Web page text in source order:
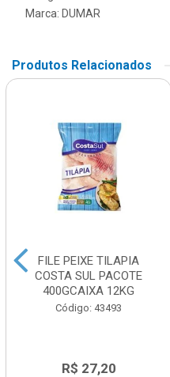
Marca: DUMAR
Produtos Relacionados
FILE PEIXE TILAPIA
COSTA SUL PACOTE
400GCAIXA 12KG
Código: 43493
R$ 27,20